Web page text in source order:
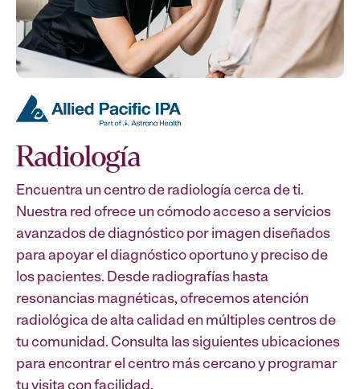
Radiología
Encuentra un centro de radiología cerca de ti.
Nuestra red ofrece un cómodo acceso a servicios
avanzados de diagnóstico por imagen diseñados
para apoyar el diagnóstico oportuno y preciso de
los pacientes. Desde radiografías hasta
resonancias magnéticas, ofrecemos atención
radiológica de alta calidad en múltiples centros de
tu comunidad. Consulta las siguientes ubicaciones
para encontrar el centro más cercano y programar